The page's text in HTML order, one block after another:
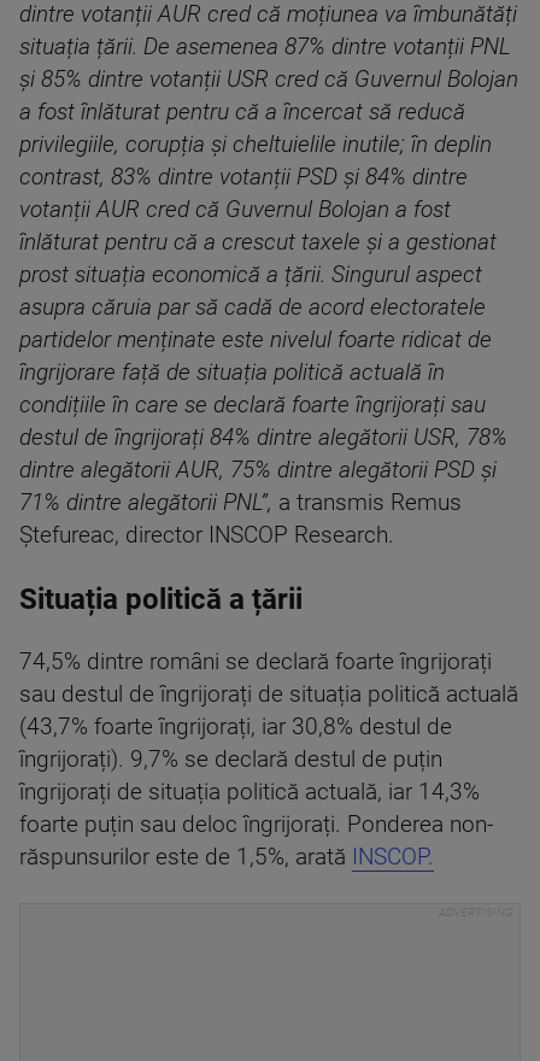
dintre votanții AUR cred că moțiunea va îmbunătăți
situația țării. De asemenea 87% dintre votanții PNL
și 85% dintre votanții USR cred că Guvernul Bolojan
a fost înlăturat pentru că a încercat să reducă
privilegiile, corupția și cheltuielile inutile; în deplin
contrast, 83% dintre votanții PSD și 84% dintre
votanții AUR cred că Guvernul Bolojan a fost
înlăturat pentru că a crescut taxele și a gestionat
prost situația economică a țării. Singurul aspect
asupra căruia par să cadă de acord electoratele
partidelor menținate este nivelul foarte ridicat de
îngrijorare față de situația politică actuală în
condițiile în care se declară foarte îngrijorați sau
destul de îngrijorați 84% dintre alegătorii USR, 78%
dintre alegătorii AUR, 75% dintre alegătorii PSD și
71% dintre alegătorii PNL”, a transmis Remus
Ștefureac, director INSCOP Research.
Situația politică a țării
74,5% dintre români se declară foarte îngrijorați
sau destul de îngrijorați de situația politică actuală
(43,7% foarte îngrijorați, iar 30,8% destul de
îngrijorați). 9,7% se declară destul de puțin
îngrijorați de situația politică actuală, iar 14,3%
foarte puțin sau deloc îngrijorați. Ponderea non-
răspunsurilor este de 1,5%, arată
INSCOP.